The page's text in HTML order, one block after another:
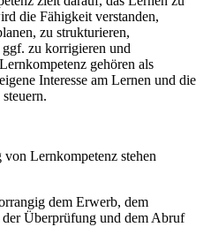
die Fähigkeit verstanden,
zu strukturieren,
zu korrigieren und
gehören als
Interesse am Lernen und die
Lernkompetenz stehen
dem Erwerb, dem
der Überprüfung und dem Abruf